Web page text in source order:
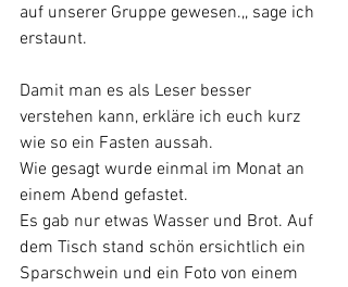
auf unserer Gruppe gewesen.,, sage ich
erstaunt.
Damit man es als Leser besser
verstehen kann, erkläre ich euch kurz
wie so ein Fasten aussah.
Wie gesagt wurde einmal im Monat an
einem Abend gefastet.
Es gab nur etwas Wasser und Brot. Auf
dem Tisch stand schön ersichtlich ein
Sparschwein und ein Foto von einem